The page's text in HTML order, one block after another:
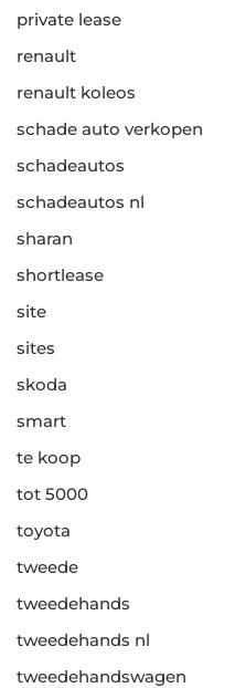
private lease
renault
renault koleos
schade auto verkopen
schadeautos
schadeautos nl
sharan
shortlease
site
sites
skoda
smart
te koop
tot 5000
toyota
tweede
tweedehands
tweedehands nl
tweedehandswagen